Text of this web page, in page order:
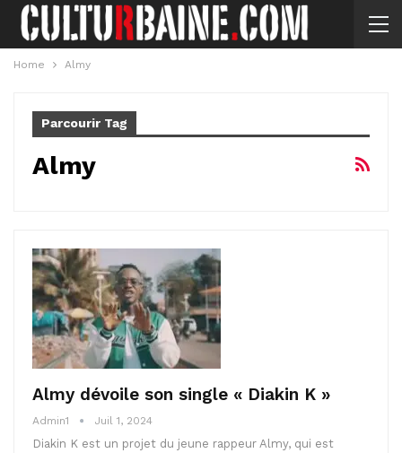
Home Almy
Parcourir Tag
Almy
Almy dévoile son single « Diakin K »
Admin1 Juil 1, 2024
Diakin K est un projet du jeune rappeur Almy, qui est